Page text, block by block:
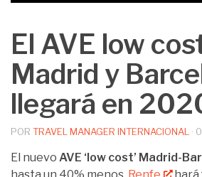
El AVE low
Madrid y
llegará en
POR TRAVEL MANAGER INTERNACIONAL ·
El nuevo AVE ‘low cost’ Madrid-